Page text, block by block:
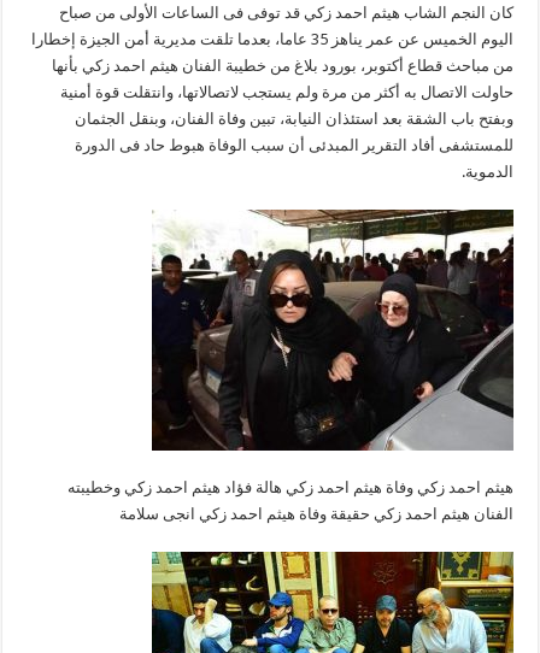
كان النجم الشاب هيثم احمد زكي قد توفى فى الساعات الأولى من صباح
اليوم الخميس عن عمر يناهز 35 عاما، بعدما تلقت مديرية أمن الجيزة إخطارا
من مباحث قطاع أكتوبر، بورود بلاغ من خطيبة الفنان هيثم احمد زكي بأنها
حاولت الاتصال به أكثر من مرة ولم يستجب لاتصالاتها، وانتقلت قوة أمنية
وبفتح باب الشقة بعد استئذان النيابة، تبين وفاة الفنان، وبنقل الجثمان
للمستشفى أفاد التقرير المبدئى أن سبب الوفاة هبوط حاد فى الدورة
الدموية.
هيثم احمد زكي وفاة هيثم احمد زكي هالة فؤاد هيثم احمد زكي وخطيبته
الفنان هيثم احمد زكي حقيقة وفاة هيثم احمد زكي انجى سلامة